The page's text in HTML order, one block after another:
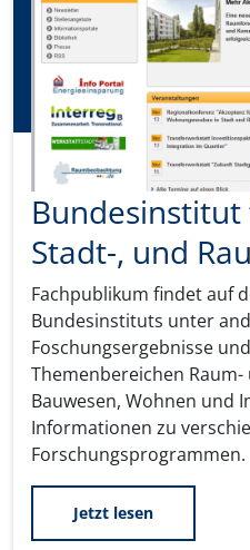
Bundesinstitut
Stadt-, und
Fachpublikum findet auf
Bundesinstituts unter
Foschungsergebnisse
Themenbereichen
Bauwesen, Wohnen und
Informationen zu
Forschungsprogrammen.
Jetzt lesen